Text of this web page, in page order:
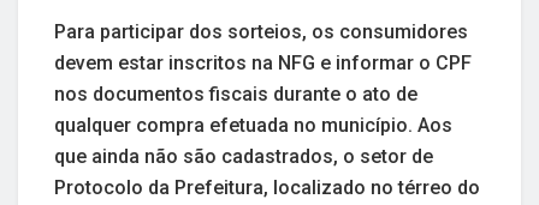
Para participar dos sorteios, os consumidores
devem estar inscritos na NFG e informar o CPF
nos documentos fiscais durante o ato de
qualquer compra efetuada no município. Aos
que ainda não são cadastrados, o setor de
Protocolo da Prefeitura, localizado no térreo do